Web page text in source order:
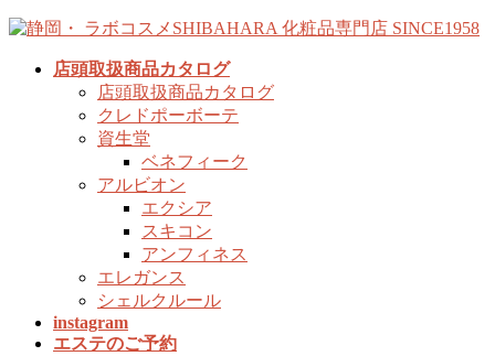
コ
ナ
店頭取扱商品カタログ
店頭取扱商品カタログ
クレドポーボーテ
資生堂
ベネフィーク
アルビオン
エクシア
スキコン
アンフィネス
エレガンス
シェルクルール
instagram
エステのご予約